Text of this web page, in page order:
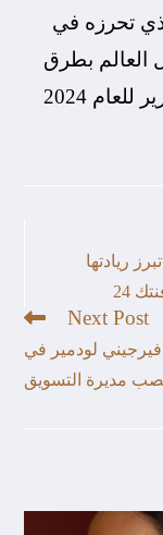
تحرزه في
العالم بطرق
مسؤولة. ويمكن العثور على هذا التقرير للعام 2024
ريادتها
24
Next Post
لودمير في
مديرة التسويق